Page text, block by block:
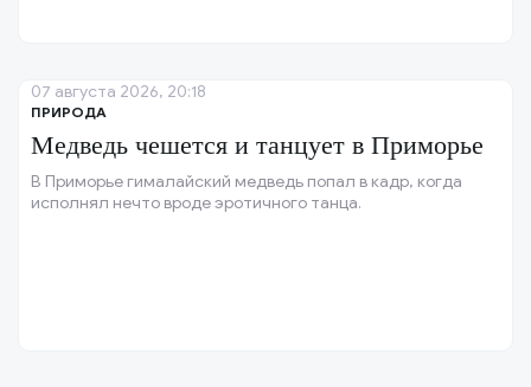
ПРИРОДА
Медведь чешется и танцует в Приморье
В Приморье гималайский медведь попал в кадр, когда
исполнял нечто вроде эротичного танца.
07 августа 2026, 20:18